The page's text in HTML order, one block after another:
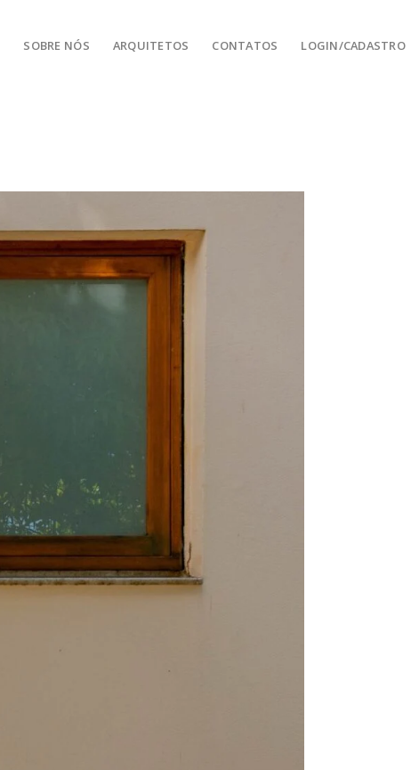
SOBRE NÓS ARQUITETOS CONTATOS LOGIN/CADASTRO